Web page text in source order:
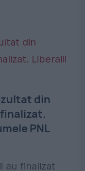
din
PNL
au finalizat